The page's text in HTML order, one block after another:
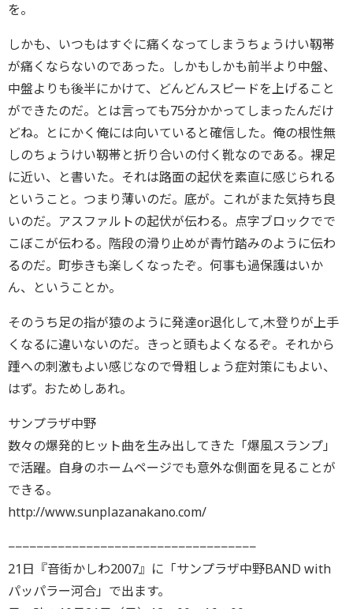
を。
しかも、いつもはすぐに痛くなってしまうちょうけい靱帯
が痛くならないのであった。しかもしかも前半より中盤、
中盤よりも後半にかけて、どんどんスピードを上げること
ができたのだ。とは言っても75分かかってしまったんだけ
どね。とにかく俺には向いていると確信した。俺の根性無
しのちょうけい靱帯と折り合いの付く靴なのである。裸足
に近い、と書いた。それは路面の起伏を素直に感じられる
ということ。つまり薄いのだ。底が。これがまた気持ち良
いのだ。アスファルトの起伏が伝わる。点字ブロックでで
こぼこが伝わる。階段の滑り止めが青竹踏みのように伝わ
るのだ。町歩きも楽しくなったぞ。何事も過保護はいか
ん、ということか。
そのうち足の指が猿のように発達or退化して,木登りが上手
くなるに違いないのだ。きっと頭もよくなるぞ。それから
踵への刺激もよい感じなので骨粗しょう症対策にもよい、
はず。おためしあれ。
サンプラザ中野
数々の爆発的ヒット曲を生み出してきた「爆風スランプ」
で活躍。自身のホームページでも意外な側面を見ることが
できる。
http://www.sunplazanakano.com/
−−−−−−−−−−−−−−−−−−−−−−−−−−−−−−−−−−−
21日『音街かしわ2007』に「サンプラザ中野BAND with
パッパラー河合」で出ます。